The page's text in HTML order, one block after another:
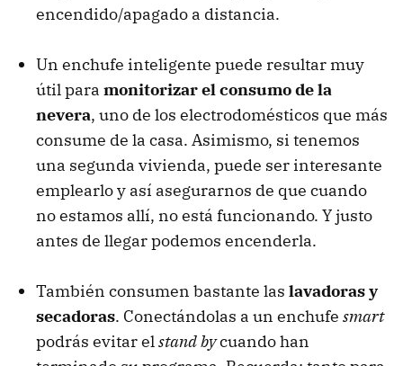
encendido/apagado a distancia.
Un enchufe inteligente puede resultar muy
útil para monitorizar el consumo de la
nevera, uno de los electrodomésticos que más
consume de la casa. Asimismo, si tenemos
una segunda vivienda, puede ser interesante
emplearlo y así asegurarnos de que cuando
no estamos allí, no está funcionando. Y justo
antes de llegar podemos encenderla.
También consumen bastante las lavadoras y
secadoras. Conectándolas a un enchufe smart
podrás evitar elstand bycuando han